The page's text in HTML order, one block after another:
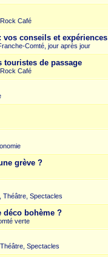
Café
conseils et expériences
Comté, jour après jour
touristes de passage
Café
grève ?
Théâtre, Spectacles
déco bohème ?
verte
Spectacles